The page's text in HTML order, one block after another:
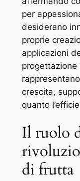
per
desiderano
proprie
applicazioni
crescita,
quanto
Il ruolo
di frutta